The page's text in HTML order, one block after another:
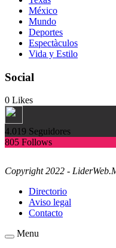
México
Mundo
Deportes
Espectàculos
Vida y Estilo
Social
0 Likes
4.019 Seguidores
805 Follows
Copyright 2022 -
Directorio
Aviso legal
Contacto
Menu